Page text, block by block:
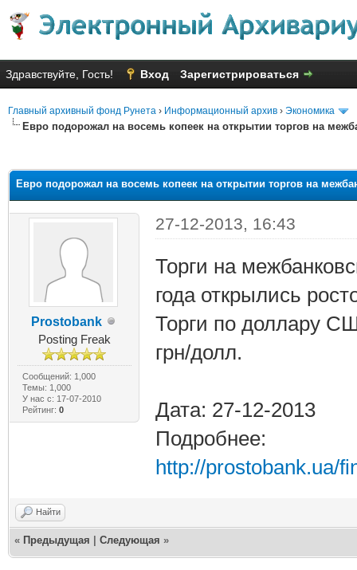
Здравствуйте, Гость! Вход Зарегистрироваться
Главный архивный фонд Рунета › Информационный архив › Экономика
Евро подорожал на восемь копеек на открытии торгов на
Евро подорожал на восемь копеек на открытии торгов на
Prostobank
Posting Freak
Сообщений: 1,000
Темы: 1,000
У нас с: 17-07-2010
Рейтинг: 0
27-12-2013, 16:43
Торги на
года открылись
Торги по доллару
грн/долл.
Дата: 27-12-2013
Подробнее:
http://prostobank.ua/
Найти
« Предыдущая Следующая »